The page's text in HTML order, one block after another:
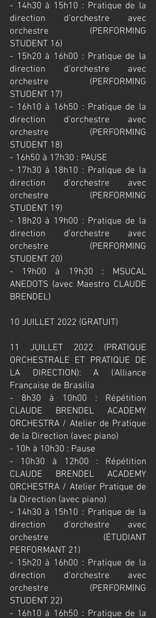
- 14h30 à 15h10 : Pratique de la
direction d'orchestre avec
orchestre (PERFORMING
STUDENT 16)
- 15h20 à 16h00 : Pratique de la
direction d'orchestre avec
orchestre (PERFORMING
STUDENT 17)
- 16h10 à 16h50 : Pratique de la
direction d'orchestre avec
orchestre (PERFORMING
STUDENT 18)
- 16h50 à 17h30 : PAUSE
- 17h30 à 18h10 : Pratique de la
direction d'orchestre avec
orchestre (PERFORMING
STUDENT 19)
- 18h20 à 19h00 : Pratique de la
direction d'orchestre avec
orchestre (PERFORMING
STUDENT 20)
- 19h00 à 19h30 : MSUCAL
ANEDOTS (avec Maestro CLAUDE
BRENDEL)
​10 JUILLET 2022 (GRATUIT)
​​11 JUILLET 2022 (PRATIQUE
ORCHESTRALE ET PRATIQUE DE
LA DIRECTION): A l'Alliance
Française de Brasilia
​- 8h30 à 10h00 : Répétition
CLAUDE BRENDEL ACADEMY
ORCHESTRA / Atelier de Pratique
de la Direction (avec piano)
- 10h à 10h30 : Pause
- 10h30 à 12h00 : Répétition
CLAUDE BRENDEL ACADEMY
ORCHESTRA / Atelier Pratique de
la Direction (avec piano)
- 14h30 à 15h10 : Pratique de la
direction d'orchestre avec
orchestre (ÉTUDIANT
PERFORMANT 21)
- 15h20 à 16h00 : Pratique de la
direction d'orchestre avec
orchestre (PERFORMING
STUDENT 22)
- 16h10 à 16h50 : Pratique de la